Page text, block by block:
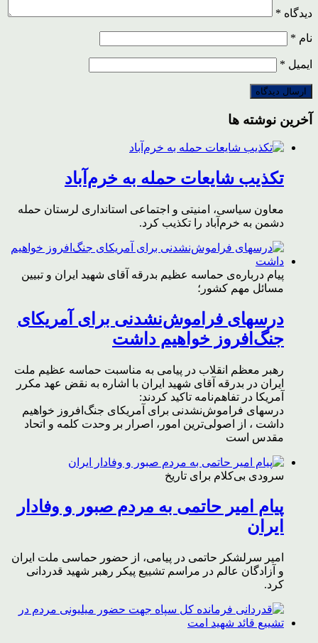
دیدگاه *
نام *
ایمیل *
آخرین نوشته ها
تکذیب شایعات حمله به خرم‌آباد
معاون سیاسی، امنیتی و اجتماعی استانداری لرستان حمله
دشمن به خرم‌آباد را تکذیب کرد.
پیام درباره‌ی حماسه عظیم بدرقه آقای شهید ایران و تبیین
مسائل مهم کشور؛
درسهای فراموش‌نشدنی برای آمریکای
جنگ‌افروز خواهیم داشت
رهبر معظم انقلاب در پیامی به مناسبت حماسه عظیم ملت
ایران در بدرقه آقای شهید ایران با اشاره به نقض عهد مکرر
آمریکا در تفاهم‌نامه تاکید کردند:
درسهای فراموش‌نشدنی برای آمریکای جنگ‌افروز خواهیم
داشت ، از اصولی‌ترین امور، اصرار بر وحدت کلمه و اتحاد
مقدس است
سرودی بی‌کلام برای تاریخ
پیام امیر حاتمی به مردم صبور و وفادار
ایران
امیر سرلشکر حاتمی در پیامی، از حضور حماسی ملت ایران
و آزادگان عالم در مراسم تشییع پیکر رهبر شهید قدردانی
کرد.